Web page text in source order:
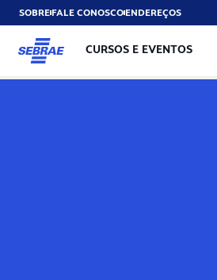
SOBREFALE CONOSCOENDEREÇOS
CURSOS E EVENTOS